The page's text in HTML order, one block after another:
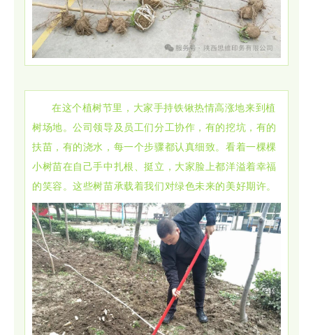
在这个植树节里，大家手持铁锹热情高涨地来到植
树场地。公司领导及员工们分工协作，有的挖坑，有的
扶苗，有的浇水，每一个步骤都认真细致。看着一棵棵
小树苗在自己手中扎根、挺立，大家脸上都洋溢着幸福
的笑容。这些树苗承载着我们对绿色未来的美好期许。